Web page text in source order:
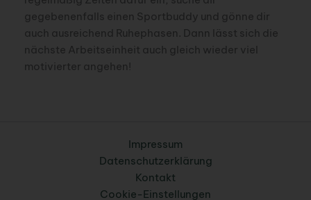
gegebenenfalls einen Sportbuddy und gönne dir
auch ausreichend Ruhephasen. Dann lässt sich die
nächste Arbeitseinheit auch gleich wieder viel
motivierter angehen!
Impressum
Datenschutzerklärung
Kontakt
Cookie-Einstellungen